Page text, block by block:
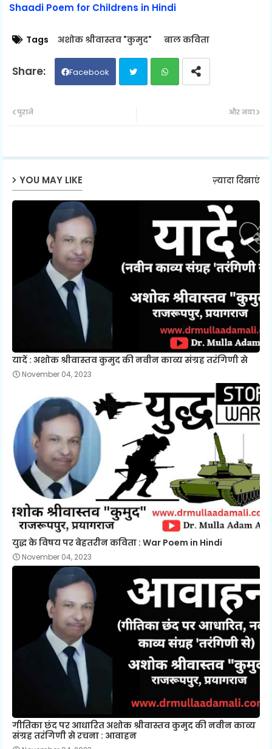
Shaadi Poem for Childrens in Hindi
Tags अशोक श्रीवास्तव "कुमुद" बाल कविता
Facebook
ap
और नया
पुराने
YOU MAY LIKE ज़्यादा दिखाएं
यादें : अशोक श्रीवास्तव कुमुद की नवीन काव्य संग्रह तरंगिणी से
November 04, 2023
युद्ध के विषय पर बेहतरीन कविता : War Poem in Hindi
November 04, 2023
गीतिका छंद पर आधारित अशोक श्रीवास्तव कुमुद की नवीन काव्य
संग्रह तरंगिणी से रचना : आवाहन